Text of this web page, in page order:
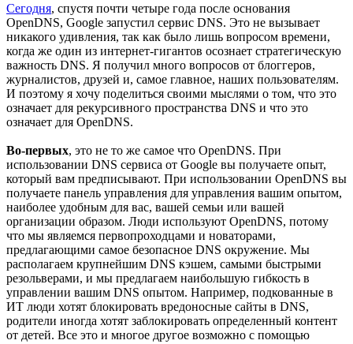
Сегодня, спустя почти четыре года после основания
OpenDNS, Google запустил сервис DNS. Это не вызывает
никакого удивления, так как было лишь вопросом времени,
когда же один из интернет-гигантов осознает стратегическую
важность DNS. Я получил много вопросов от блоггеров,
журналистов, друзей и, самое главное, наших пользователям.
И поэтому я хочу поделиться своими мыслями о том, что это
означает для рекурсивного пространства DNS и что это
означает для OpenDNS.
Во-первых, это не то же самое что OpenDNS. При
использовании DNS сервиса от Google вы получаете опыт,
который вам предписывают. При использовании OpenDNS вы
получаете панель управления для управления вашим опытом,
наиболее удобным для вас, вашей семьи или вашей
организации образом. Люди используют OpenDNS, потому
что мы являемся первопроходцами и новаторами,
предлагающими самое безопасное DNS окружение. Мы
располагаем крупнейшим DNS кэшем, самыми быстрыми
резольверами, и мы предлагаем наибольшую гибкость в
управлении вашим DNS опытом. Например, подкованные в
ИТ люди хотят блокировать вредоносные сайты в DNS,
родители иногда хотят заблокировать определенный контент
от детей. Все это и многое другое возможно с помощью